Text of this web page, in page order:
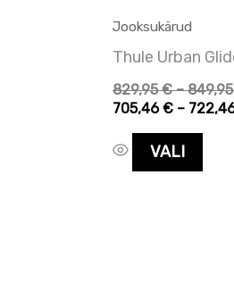
Jooksukärud
Thule Urban
829,95€ –
705,46€ –
VALI